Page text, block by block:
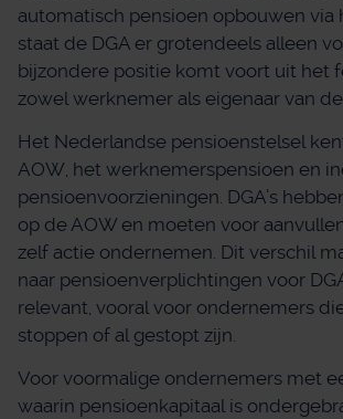
automatisch pensioen opbouwen via
staat de DGA er grotendeels alleen
bijzondere positie komt voort uit het
zowel werknemer als eigenaar van de
Het Nederlandse pensioenstelsel
AOW, het werknemerspensioen en
pensioenvoorzieningen. DGA’s
op de AOW en moeten voor
zelf actie ondernemen. Dit verschil
naar pensioenverplichtingen voor
relevant, vooral voor ondernemers
stoppen of al gestopt zijn.
Voor voormalige ondernemers met
waarin pensioenkapitaal is